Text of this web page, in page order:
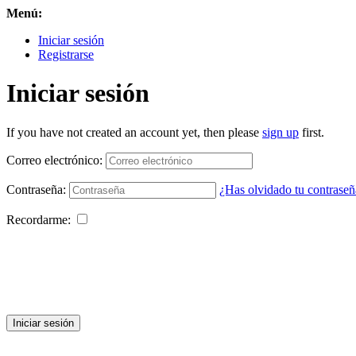
Menú:
Iniciar sesión
Registrarse
Iniciar sesión
If you have not created an account yet, then please sign up first.
Correo electrónico:
Contraseña: ¿Has olvidado tu
Recordarme:
Iniciar sesión